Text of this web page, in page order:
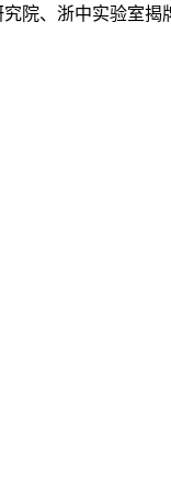
院、浙中实验室揭